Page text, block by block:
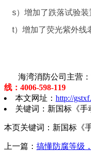
s）增加了跌落试验装
t）增加了荧光紫外线
海湾消防公司主营：
线：4006-598-119
本文网址： http://
关键词：新国标《手
本页关键词：新国标《
上一篇： 搞懂防腐等级